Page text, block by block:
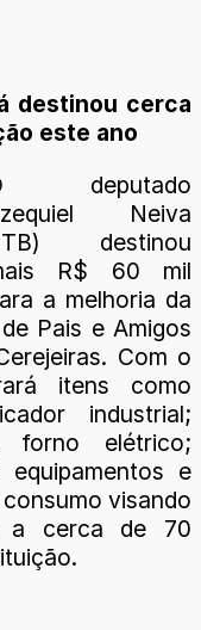
destinou cerca
este ano
deputado
Neiva
destinou
R$ 60 mil
a melhoria da
Pais e Amigos
Com o
itens como
industrial;
forno elétrico;
e
visando
a cerca de 70